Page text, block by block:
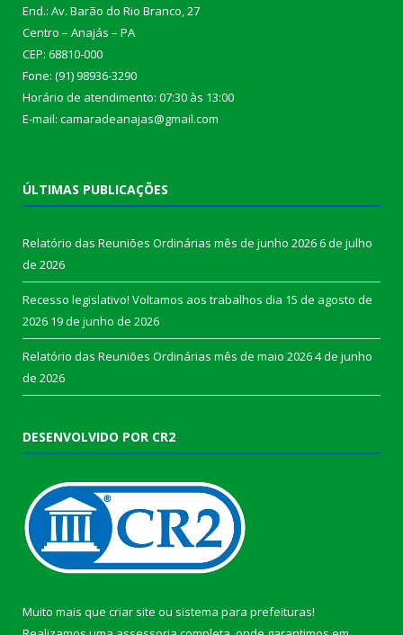
End.: Av. Barão do Rio Branco, 27
Centro – Anajás – PA
CEP: 68810-000
Fone: (91) 98936-3290
Horário de atendimento: 07:30 às 13:00
E-mail: camaradeanajas@gmail.com
ÚLTIMAS PUBLICAÇÕES
Relatório das Reuniões Ordinárias mês de junho 20266 de julho
de 2026
Recesso legislativo! Voltamos aos trabalhos dia 15 de agosto de
2026 19 de junho de 2026
Relatório das Reuniões Ordinárias mês de maio 20264 de junho
de 2026
DESENVOLVIDO POR CR2
Muito mais que criar site ou sistema para prefeituras!